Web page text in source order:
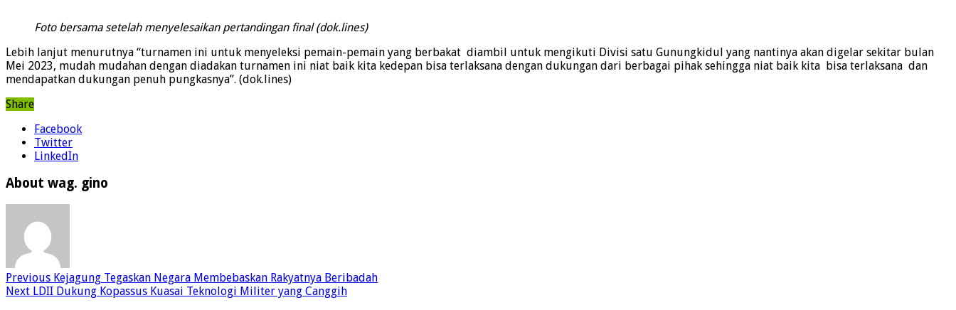
Foto bersama setelah menyelesaikan pertandingan final (dok.lines)
Lebih lanjut menurutnya “turnamen ini untuk menyeleksi pemain-pemain yang berbakat diambil untuk mengikuti Divisi satu Gunungkidul yang nantinya akan digelar sekitar bulan
Mei 2023, mudah mudahan dengan diadakan turnamen ini niat baik kita kedepan bisa terlaksana dengan dukungan dari berbagai pihak sehingga niat baik kita bisa terlaksana dan
mendapatkan dukungan penuh pungkasnya”. (dok.lines)
Share
Facebook
Twitter
LinkedIn
About wag. gino
Previous Kejagung Tegaskan Negara Membebaskan Rakyatnya Beribadah
Next LDII Dukung Kopassus Kuasai Teknologi Militer yang Canggih